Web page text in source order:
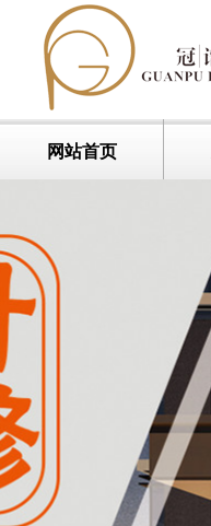
网站首页